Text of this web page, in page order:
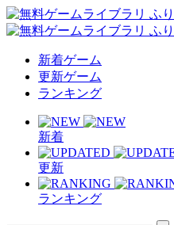
新着ゲーム
更新ゲーム
ランキング
新着
更新
ランキング